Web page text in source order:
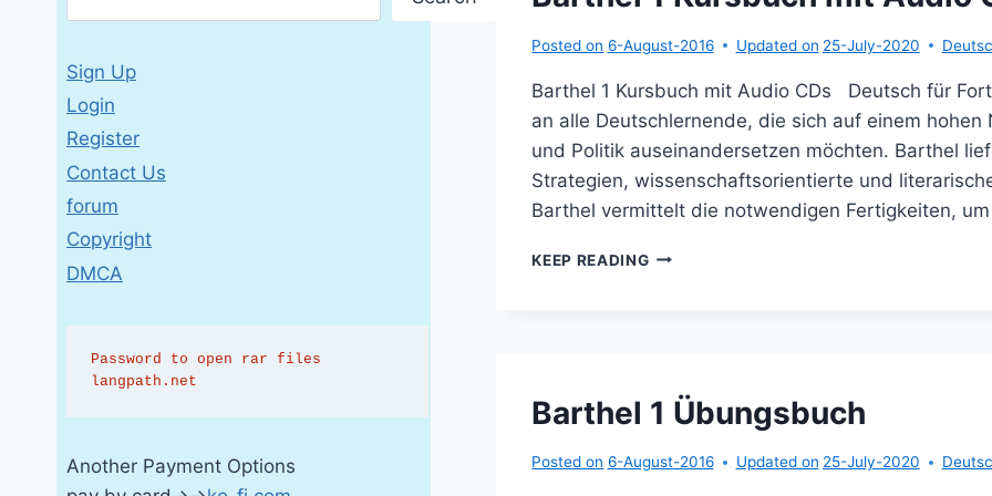
Posted on 6-August-2016 Updated on 25-July-2020
Barthel 1 Kursbuch mit Audio CDs Deutsch für
an alle Deutschlernende, die sich auf einem
und Politik auseinandersetzen möchten. Barthel
Strategien, wissenschaftsorientierte und
Barthel vermittelt die notwendigen Fertigkeiten,
KEEP READINGBARTHEL
Barthel 1 Übungsbuch
Posted on 6-August-2016 Updated on 25-July-2020
Sign Up
Login
Register
Contact Us
forum
Copyright
DMCA
Password to open rar files
langpath.net
Another Payment Options